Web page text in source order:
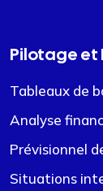
Pilotage et
Tableaux de
Analyse
Prévisionnel
Situations